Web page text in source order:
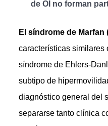
de OI no forman
El síndrome de Marfan
características similares
síndrome de Ehlers-
subtipo de
diagnóstico general del
separarse tanto clínica